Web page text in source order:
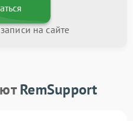
на сайте
RemSupport